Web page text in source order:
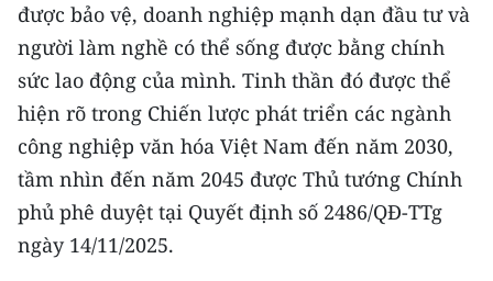
CÁC CHUYÊN TRANG
VỀ BÁO NHÂN DÂN
THỜI NAY
NHÂN DÂN CUỐI TUẦN
NHÂN DÂN HẰNG THÁNG
được bảo vệ, doanh nghiệp mạnh dạn đầu tư và
người làm nghề có thể sống được bằng chính
sức lao động của mình. Tinh thần đó được thể
hiện rõ trong Chiến lược phát triển các ngành
công nghiệp văn hóa Việt Nam đến năm 2030,
tầm nhìn đến năm 2045 được Thủ tướng Chính
phủ phê duyệt tại Quyết định số 2486/QĐ-TTg
ngày 14/11/2025.